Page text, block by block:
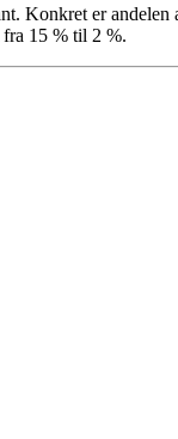
Konkret er andelen
fra 15 % til 2 %.